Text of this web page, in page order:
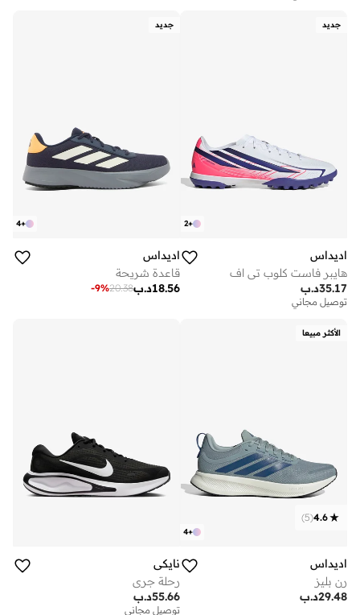
جديد
+
2
اديداس
هايبر فاست كلوب تي اف
د.ب35.17
توصيل مجاني
جديد
+
4
اديداس
قاعدة شريحة
د.ب18.56
20.38
-9%
الأكثر مبيعا
+
4
4.6
(
5
)
اديداس
رن بليز
د.ب29.48
نايكي
رحلة جري
د.ب55.66
توصيل مجاني